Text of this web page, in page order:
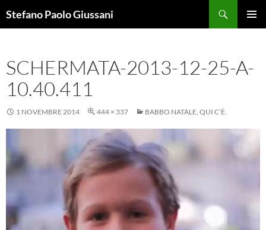
alStefano Paolo Giussani
SCHERMATA-2013-12-25-A-
10.40.411
1 NOVEMBRE 2014 444 × 337 BABBO NATALE, QUI C’È.